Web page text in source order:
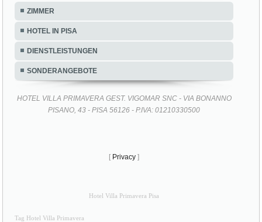
ZIMMER
HOTEL IN PISA
DIENSTLEISTUNGEN
SONDERANGEBOTE
HOTEL VILLA PRIMAVERA GEST. VIGOMAR SNC - VIA BONANNO
PISANO, 43 - PISA 56126 - P.IVA: 01210330500
[ Privacy ]
Hotel Villa Primavera Pisa
Tag Hotel Villa Primavera